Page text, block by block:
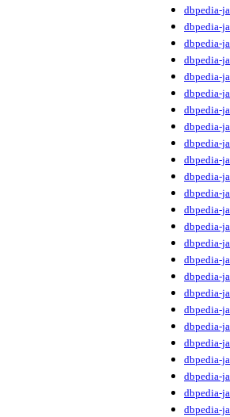
dbpedia-ja
dbpedia-ja
dbpedia-ja
dbpedia-ja
dbpedia-ja
dbpedia-ja
dbpedia-ja
dbpedia-ja
dbpedia-ja
dbpedia-ja
dbpedia-ja
dbpedia-ja
dbpedia-ja
dbpedia-ja
dbpedia-ja
dbpedia-ja
dbpedia-ja
dbpedia-ja
dbpedia-ja
dbpedia-ja
dbpedia-ja
dbpedia-ja
dbpedia-ja
dbpedia-ja
dbpedia-ja